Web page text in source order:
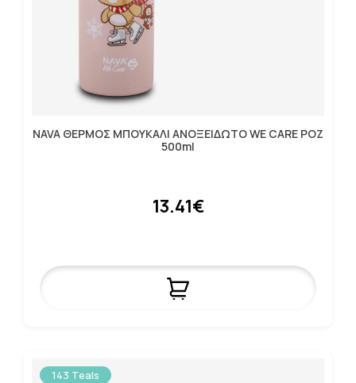
NAVA ΘΕΡΜΟΣ ΜΠΟΥΚΑΛΙ ΑΝΟΞΕΙΔΩΤΟ WE CARE ΡΟΖ
500ml
13.41€
143 Teals